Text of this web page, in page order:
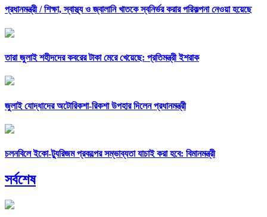
প্রধানমন্ত্রী /শিক্ষা, স্বাস্থ্য ও জ্বালানি খাতকে স্বনির্ভর করার পরিকল্পনা নেওয়া হয়েছে
তারা জুলাই শহীদদের কবরের টাকা মেরে খেয়েছে: প্রতিমন্ত্রী ইশরাক
জুলাই যোদ্ধাদের অটোরিকশা-রিকশা উপহার দিলেন প্রধানমন্ত্রী
চলনবিলে ইকো-ট্যুরিজম প্রকল্পের সম্ভাব্যতা যাচাই করা হবে: বিমানমন্ত্রী
সর্বশেষ